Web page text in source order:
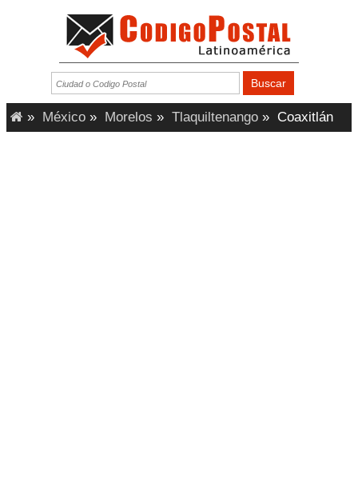
» México » Morelos » Tlaquiltenango » Coaxitlán